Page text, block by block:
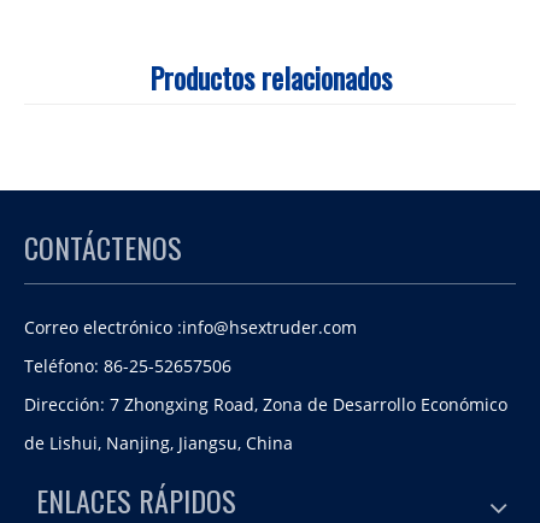
Productos relacionados
CONTÁCTENOS
Correo electrónico :info@hsextruder.com
Teléfono: 86-25-52657506
Dirección: 7 Zhongxing Road, Zona de Desarrollo Económico
de Lishui, Nanjing, Jiangsu, China
ENLACES RÁPIDOS